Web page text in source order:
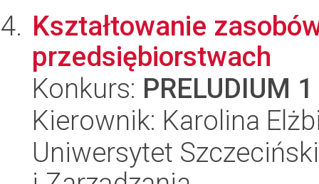
Kształtowanie
przedsiębiorstwach
Konkurs: PRELUDIUM 1
Kierownik: Karolina
Uniwersytet